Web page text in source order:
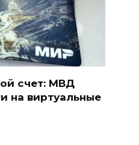
счет: МВД
на виртуальные